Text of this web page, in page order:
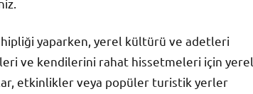
yaparken, yerel kültürü ve adetleri
ve kendilerini rahat hissetmeleri için yerel
etkinlikler veya popüler turistik yerler